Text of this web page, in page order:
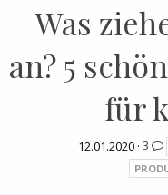
Was
an? 5
für
12.01.2020 · 3